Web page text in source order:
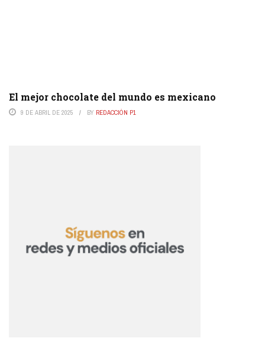
El mejor chocolate del mundo es mexicano
9 DE ABRIL DE 2025 BY REDACCIÓN P1